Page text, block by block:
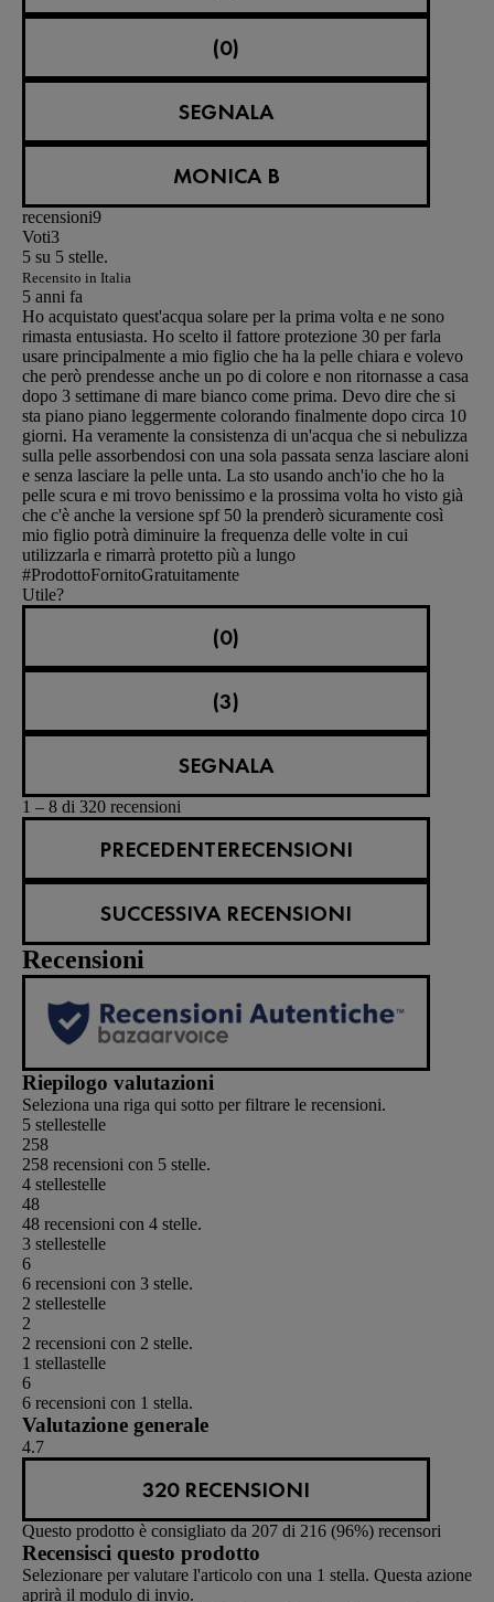
(0)
SEGNALA
MONICA B
recensioni9
Voti3
5 su 5 stelle.
Recensito in Italia
5 anni fa
Ho acquistato quest'acqua solare per la prima volta e ne sono
rimasta entusiasta. Ho scelto il fattore protezione 30 per farla
usare principalmente a mio figlio che ha la pelle chiara e volevo
che però prendesse anche un po di colore e non ritornasse a casa
dopo 3 settimane di mare bianco come prima. Devo dire che si
sta piano piano leggermente colorando finalmente dopo circa 10
giorni. Ha veramente la consistenza di un'acqua che si nebulizza
sulla pelle assorbendosi con una sola passata senza lasciare aloni
e senza lasciare la pelle unta. La sto usando anch'io che ho la
pelle scura e mi trovo benissimo e la prossima volta ho visto già
che c'è anche la versione spf 50 la prenderò sicuramente così
mio figlio potrà diminuire la frequenza delle volte in cui
utilizzarla e rimarrà protetto più a lungo
#ProdottoFornitoGratuitamente
Utile?
(0)
(3)
SEGNALA
1 – 8 di 320 recensioni
PRECEDENTERECENSIONI
SUCCESSIVA RECENSIONI
Recensioni
Riepilogo valutazioni
Seleziona una riga qui sotto per filtrare le recensioni.
5 stellestelle
258
258 recensioni con 5 stelle.
4 stellestelle
48
48 recensioni con 4 stelle.
3 stellestelle
6
6 recensioni con 3 stelle.
2 stellestelle
2
2 recensioni con 2 stelle.
1 stellastelle
6
6 recensioni con 1 stella.
Valutazione generale
4.7
320 RECENSIONI
Questo prodotto è consigliato da 207 di 216 (96%) recensori
Recensisci questo prodotto
Selezionare per valutare l'articolo con una 1 stella. Questa azione
aprirà il modulo di invio.